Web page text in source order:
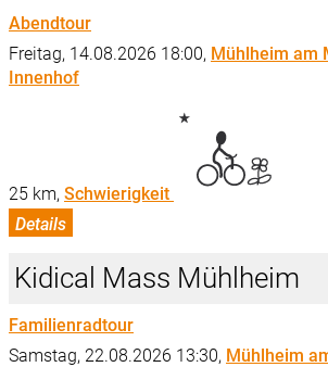
Abendtour
Freitag, 14.08.2026 18:00, Mühlheim am
Innenhof
25 km, Schwierigkeit
Details
Kidical Mass Mühlheim
Familienradtour
Samstag, 22.08.2026 13:30, Mühlheim